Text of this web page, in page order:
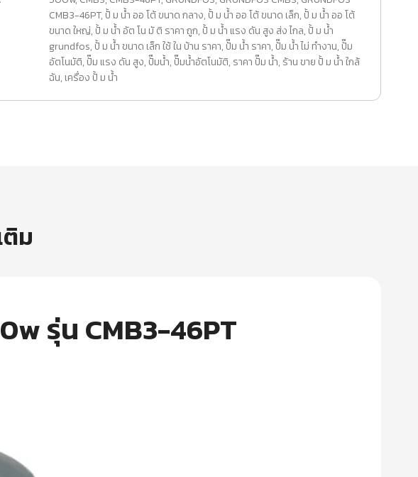
CMB3-46PT, ปั้ ม น้ำ ออ โต้ ขนาด กลาง, ปั้ ม น้ำ ออ โต้ ขนาด เล็ก, ปั้ ม น้ำ ออ โต้
ขนาด ใหญ่, ปั้ ม น้ำ อัต โน มั ติ ราคา ถูก, ปั้ ม น้ำ แรง ดัน สูง ส่ง ไกล, ปั้ ม น้ํา
grundfos, ปั้ ม น้ํา ขนาด เล็ก ใช้ ใน บ้าน ราคา, ปั๊ม น้ำ ราคา, ปั๊ม น้ำ ไม่ ทำงาน, ปั๊ม
อัตโนมัติ, ปั๊ม แรง ดัน สูง, ปั๊มน้ำ, ปั๊มน้ำอัตโนมัติ, ราคา ปั๊ม น้ำ, ร้าน ขาย ปั้ ม น้ํา ใกล้
ฉัน, เครื่อง ปั้ ม น้ำ
ติม
รุ่น CMB3-46PT